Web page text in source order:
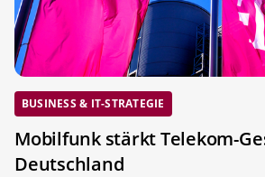
BUSINESS & IT-STRATEGIE
Mobilfunk stärkt Telekom-
Deutschland